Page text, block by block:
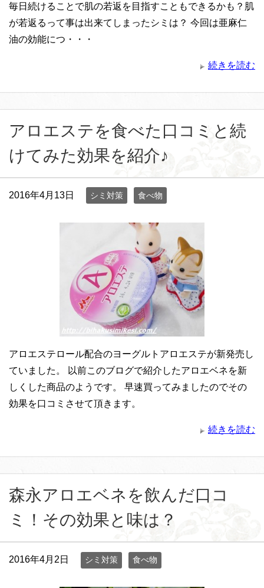
毎日続けることで肌の若返を目指すこともできるかも？肌
が若返るって事は出来てしまったシミは？ 今回は亜麻仁
油の効能につ・・・
続きを読む
アロエステを食べた口コミと続
けてみた効果を紹介♪
2016年4月13日 シミ対策 食べ物
アロエステロール配合のヨーグルトアロエステが新発売し
ていました。 以前このブログで紹介したアロエベネを新
しくした商品のようです。 早速買ってみましたのでその
効果を口コミさせて頂きます。
続きを読む
森永アロエベネを飲んだ口コ
ミ！その効果と味は？
2016年4月2日 シミ対策 食べ物